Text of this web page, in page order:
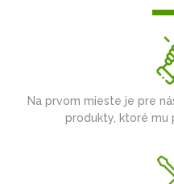
Na prvom mieste je pre
produkty, ktoré mu